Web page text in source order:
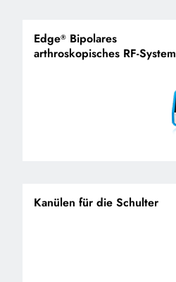
Edge® Bipolares
arthroskopisches RF-System
Kanülen für die Schulter